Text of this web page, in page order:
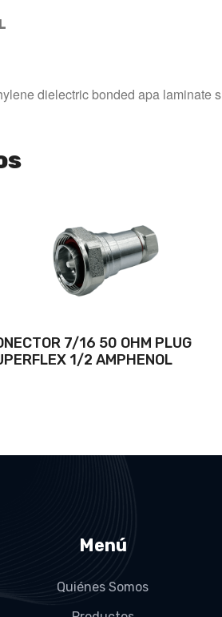
dielectric bonded apa
7/16 50 OHM PLUG
1/2 AMPHENOL
Menú
Quiénes Somos